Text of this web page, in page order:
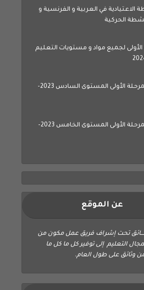
الاعتيادية في العربية و الفرنسية و
الحركية
لجميع مواد و مستويات التعليم
جميع فروض المرحلة الأولى المستوى السادس 2023-
جميع فروض المرحلة الأولى المستوى الخامس 2023-
عن الموقع
تحت إشراف فريق عمل مكون من
التعليم إلى توفير كل ما كل ما
من وثائق على طول العام.